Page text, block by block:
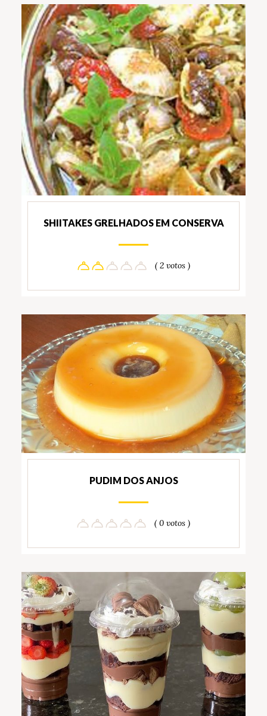
SHIITAKES GRELHADOS EM CONSERVA
( 2 votos )
PUDIM DOS ANJOS
( 0 votos )